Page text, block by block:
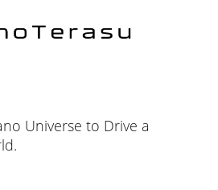
Universe to Drive a